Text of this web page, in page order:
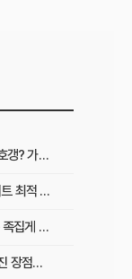
운전자보험 비교사이트, 이것 모르고 쓰면 호갱? 가입 전 필수 확인사항
초보부터 베테랑까지! 운전자보험 비교사이트 최적 활용법과 맞춤 플랜
내게 딱 맞는 운전자보험? 비교사이트 활용 족집게 가이드 & 성공 후기
운전자보험비교사이트, 왜 필수일까? 숨겨진 장점과 현명하게 활용하는 비법